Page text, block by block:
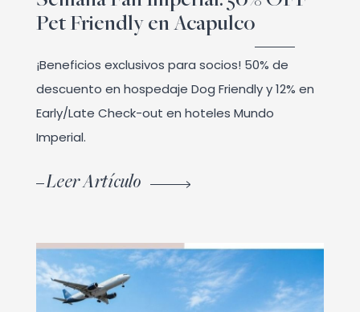
Pet Friendly en Acapulco
¡Beneficios exclusivos para socios! 50% de
descuento en hospedaje Dog Friendly y 12% en
Early/Late Check-out en hoteles Mundo
Imperial.
Leer Artículo